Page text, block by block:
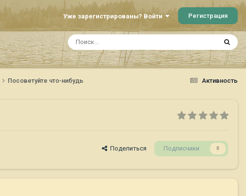
Уже зарегистрированы? Войти Регистрация
Активность
Посоветуйте что-нибудь
Поделиться Подписчики 0